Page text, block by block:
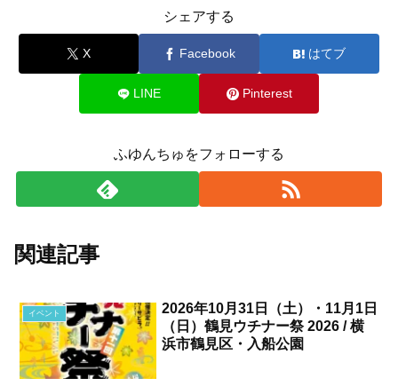
シェアする
X Facebook はてブ
LINE Pinterest
ふゆんちゅをフォローする
関連記事
イベント
2026年10月31日（土）・11月1日
（日）鶴見ウチナー祭 2026 / 横
浜市鶴見区・入船公園